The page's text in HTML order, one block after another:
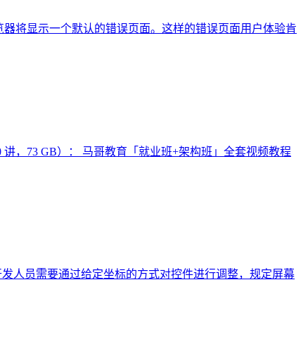
将显示一个默认的错误页面。这样的错误页面用户体验肯
，73 GB）： 马哥教育「就业班+架构班」全套视频教程
人员需要通过给定坐标的方式对控件进行调整，规定屏幕